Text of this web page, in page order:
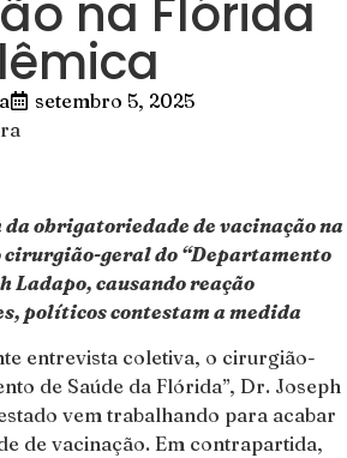
na Flórida
setembro 5, 2025
da obrigatoriedade de vacinação na
geral do “Departamento
Ladapo, causando reação
políticos contestam a medida
entrevista coletiva, o cirurgião-
de Saúde da Flórida”, Dr. Joseph
vem trabalhando para acabar
de vacinação. Em contrapartida,